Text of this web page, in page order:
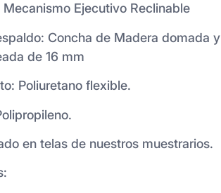
Ejecutivo Reclinable
Concha de Madera domada y
de 16 mm
Poliuretano flexible.
en telas de nuestros muestrarios.